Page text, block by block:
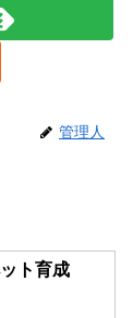
管理人
ト育成